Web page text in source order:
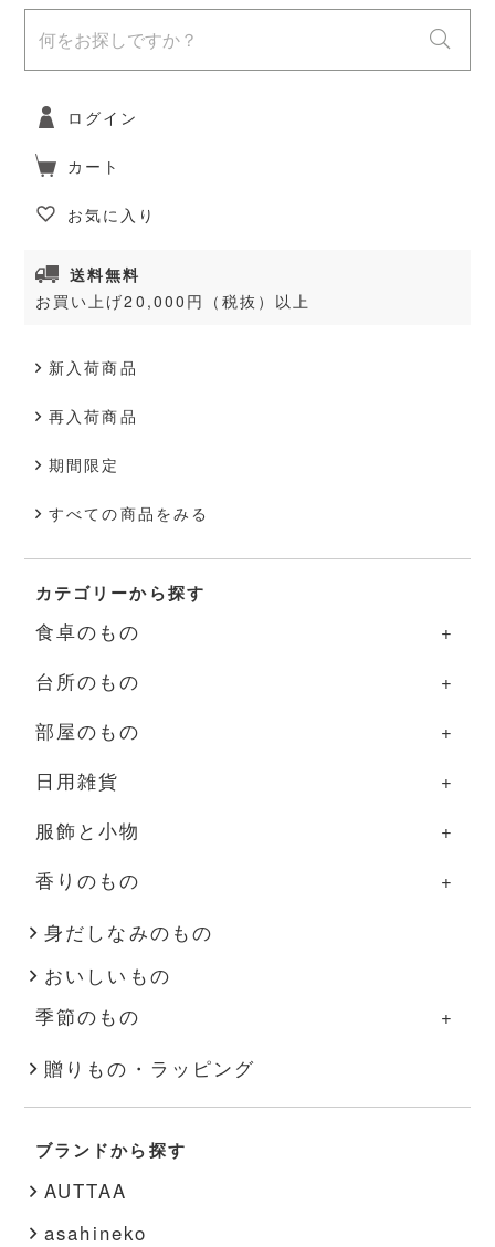
ログイン
カート
お気に入り
送料無料
お買い上げ20,000円（税抜）以上
新入荷商品
再入荷商品
期間限定
すべての商品をみる
カテゴリーから探す
食卓のもの
食卓のものの一覧
器
グラス・カップ
箸・カトラリー
盆・トレー
その他
台所のもの
台所のものの一覧
調理道具
ふきん・タオル
その他
部屋のもの
部屋のものの一覧
照明
家具
花器
インテリア雑貨
その他
日用雑貨
日用雑貨の一覧
掃除道具
布もの・タオル
ハンドソープ・石鹸
スキンケア
文房具
その他
服飾と小物
服飾と小物の一覧
洋服
バッグ・帽子
アクセサリー
靴下
インナー
その他
香りのもの
香りのものの一覧
アロマ用品
キャンドル
身だしなみのもの
おいしいもの
季節のもの
季節のものの一覧
秋・冬
春・夏
贈りもの・ラッピング
ブランドから探す
AUTTAA
asahineko